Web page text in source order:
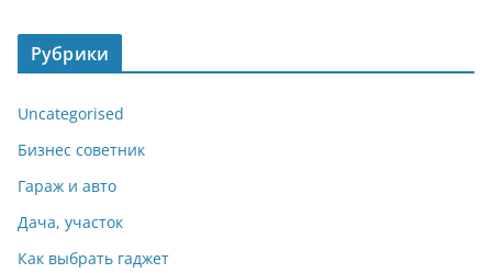
Рубрики
Uncategorised
Бизнес советник
Гараж и авто
Дача, участок
Как выбрать гаджет